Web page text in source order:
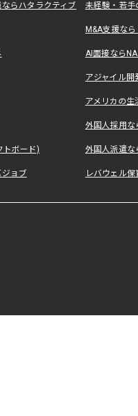
らハタラクティブ 未経験・若手
M&A支援な
AI面接なら
アジャイル
アメリカの
外国人採用
トボード) 外国人派遣な
ジョブ レバウェル